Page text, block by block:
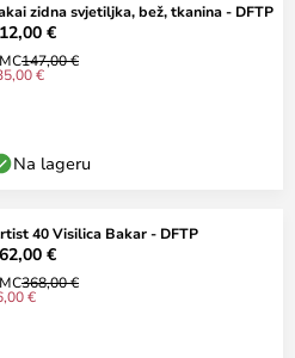
zidna svjetiljka, bež, tkanina - DFTP
€
147,00 €
€
Na lageru
40 Visilica Bakar - DFTP
€
368,00 €
€